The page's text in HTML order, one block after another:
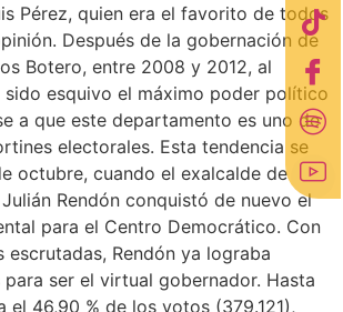
Pérez, quien era el favorito de todos
Después de la gobernación de
Botero, entre 2008 y 2012, al
sido esquivo el máximo poder político
a que este departamento es uno de
electorales. Esta tendencia se
octubre, cuando el exalcalde de
Rendón conquistó de nuevo el
para el Centro Democrático. Con
escrutadas, Rendón ya lograba
ser el virtual gobernador. Hasta
el 46,90 % de los votos (379.121),